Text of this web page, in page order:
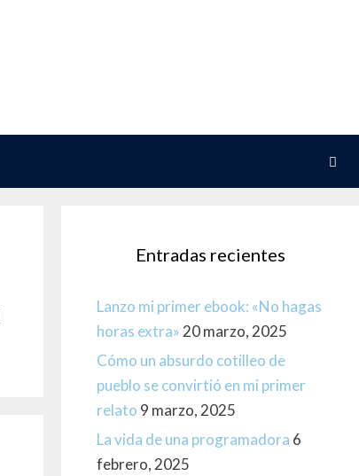
Entradas recientes
Lanzo mi primer ebook: «No hagas
horas extra» 20 marzo, 2025
Cómo un absurdo cotilleo de
pueblo se convirtió en mi primer
relato 9 marzo, 2025
La vida de una programadora 6
febrero, 2025